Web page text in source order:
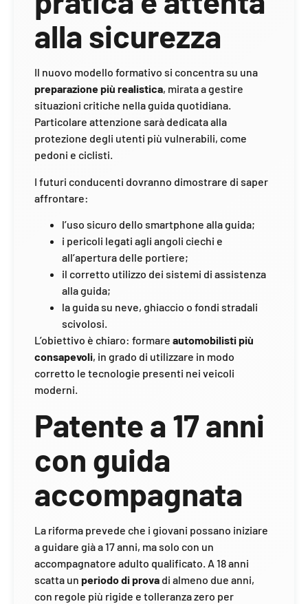
alla sicurezza
Il nuovo modello formativo si concentra su una
preparazione più realistica, mirata a gestire
situazioni critiche nella guida quotidiana.
Particolare attenzione sarà dedicata alla
protezione degli utenti più vulnerabili, come
pedoni e ciclisti.
I futuri conducenti dovranno dimostrare di saper
affrontare:
l’uso sicuro dello smartphone alla guida;
i pericoli legati agli angoli ciechi e
all’apertura delle portiere;
il corretto utilizzo dei sistemi di assistenza
alla guida;
la guida su neve, ghiaccio o fondi stradali
scivolosi.
L’obiettivo è chiaro: formare automobilisti più
consapevoli, in grado di utilizzare in modo
corretto le tecnologie presenti nei veicoli
moderni.
Patente a 17 anni
con guida
accompagnata
La riforma prevede che i giovani possano iniziare
a guidare già a 17 anni, ma solo con un
accompagnatore adulto qualificato. A 18 anni
scatta un periodo di prova di almeno due anni,
con regole più rigide e tolleranza zero per